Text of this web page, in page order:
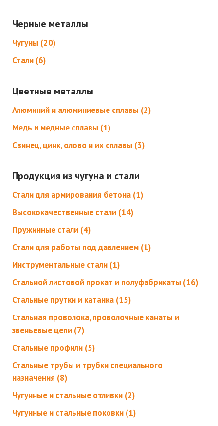
Черные металлы
Чугуны (20)
Стали (6)
Цветные металлы
Алюминий и алюминиевые сплавы (2)
Медь и медные сплавы (1)
Свинец, цинк, олово и их сплавы (3)
Продукция из чугуна и стали
Стали для армирования бетона (1)
Высококачественные стали (14)
Пружинные стали (4)
Стали для работы под давлением (1)
Инструментальные стали (1)
Стальной листовой прокат и полуфабрикаты (16)
Стальные прутки и катанка (15)
Стальная проволока, проволочные канаты и
звеньевые цепи (7)
Стальные профили (5)
Стальные трубы и трубки специального
назначения (8)
Чугунные и стальные отливки (2)
Чугунные и стальные поковки (1)